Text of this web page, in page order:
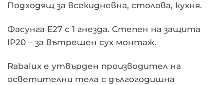
Подходящ за всекидневна, столова, кухня.
Фасунга E27 с 1 гнезда. Степен на защита
IP20 – за вътрешен сух монтаж.
Rabalux е утвърден производител на
осветителни тела с дългогодишна